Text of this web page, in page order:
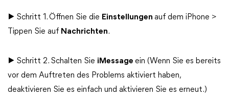
▶ Schritt 1. Öffnen Sie die Einstellungen auf dem iPhone >
Tippen Sie auf Nachrichten.
▶ Schritt 2. Schalten Sie iMessage ein (Wenn Sie es bereits
vor dem Auftreten des Problems aktiviert haben,
deaktivieren Sie es einfach und aktivieren Sie es erneut.)